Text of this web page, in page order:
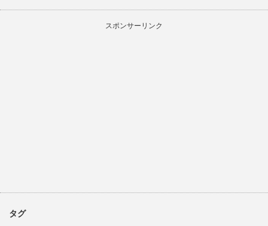
スポンサーリンク
タグ